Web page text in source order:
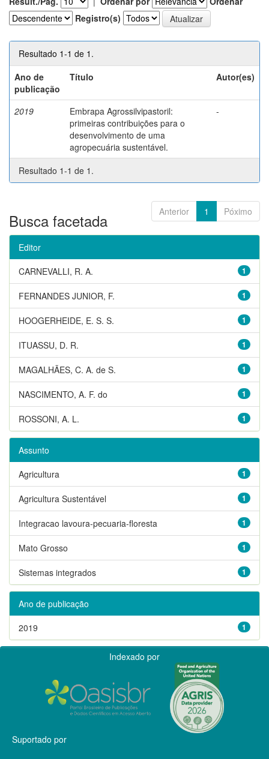
Registro(s)
Resultado 1-1 de 1.
Ano de
publicação
Título Autor(es)
2019
Embrapa Agrossilvipastoril:
primeiras contribuições para o
desenvolvimento de uma
agropecuária sustentável.
-
Resultado 1-1 de 1.
Anterior 1 Póximo
Busca facetada
Editor
1
CARNEVALLI, R. A.
1
FERNANDES JUNIOR, F.
1
HOOGERHEIDE, E. S. S.
1
ITUASSU, D. R.
1
MAGALHÃES, C. A. de S.
1
NASCIMENTO, A. F. do
1
ROSSONI, A. L.
Assunto
1
Agricultura
1
Agricultura Sustentável
1
Integracao lavoura-pecuaria-floresta
1
Mato Grosso
1
Sistemas integrados
Ano de publicação
1
2019
Indexado por
Suportado por